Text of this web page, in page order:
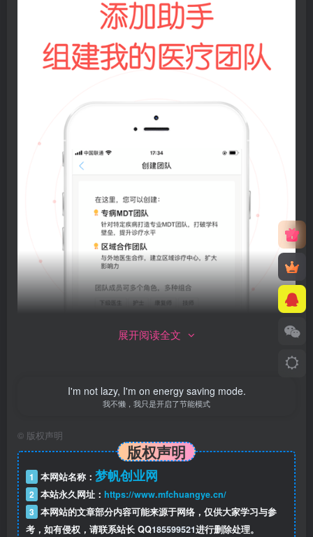
展开阅读全文
I'm not lazy, I'm on energy saving mode.
我不懒，我只是开启了节能模式
© 版权声明
版权声明
1 本网站名称： 梦帆创业网
2 本站永久网址： https://www.mfchuangye.cn/
3 本网站的文章部分内容可能来源于网络，仅供大家学习与参
考，如有侵权，请联系站长 QQ185599521进行删除处理。